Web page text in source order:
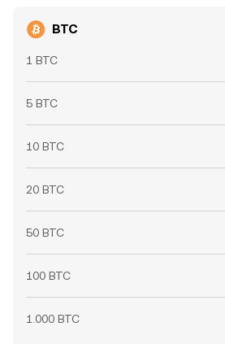
BTC
1 BTC
5 BTC
10 BTC
20 BTC
50 BTC
100 BTC
1.000 BTC